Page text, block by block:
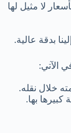
لا مثيل لها
بدقة عالية.
الآتي:
خلال نقله.
كبيرها بها.